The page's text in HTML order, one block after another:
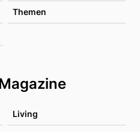
Themen
Living